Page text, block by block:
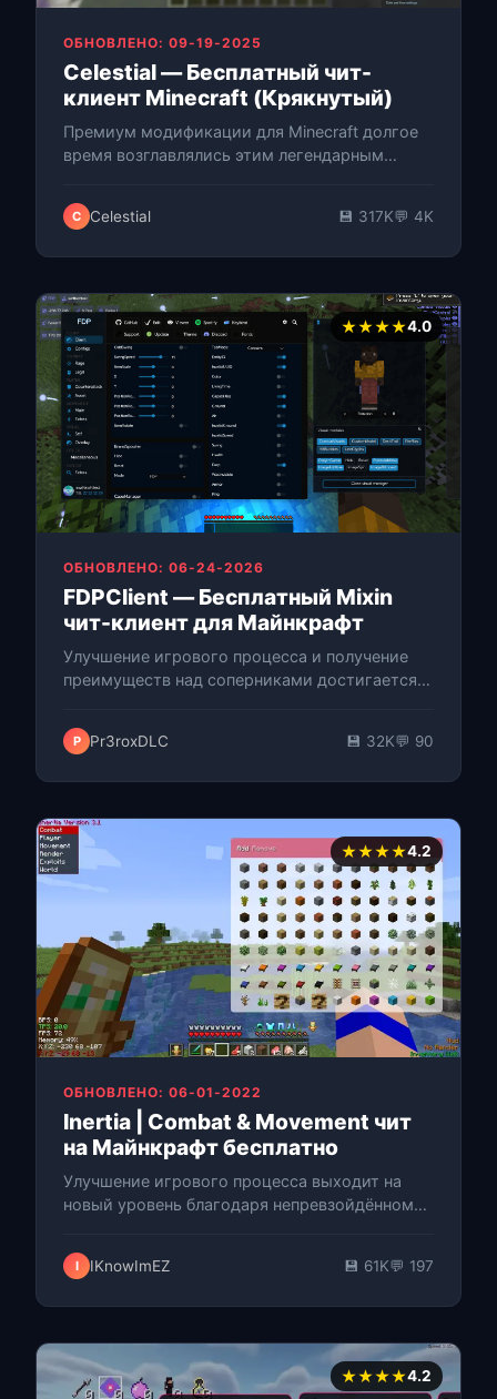
ОБНОВЛЕНО: 09-19-2025
Celestial — Бесплатный чит-
клиент Minecraft (Крякнутый)
Премиум модификации для Minecraft долгое
время возглавлялись этим легендарным
репутацию благодаря высокой
производительно…
C Celestial 💾 317K💬 4K
★★★★4.0
ОБНОВЛЕНО: 06-24-2026
FDPClient — Бесплатный Mixin
чит-клиент для Майнкрафт
Улучшение игрового процесса и получение
преимуществ над соперниками достигается с
Совместимость с Forge и открытый ис…
P Pr3roxDLC 💾 32K💬 90
★★★★4.2
ОБНОВЛЕНО: 06-01-2022
Inertia | Combat & Movement чит
на Майнкрафт бесплатно
Улучшение игрового процесса выходит на
новый уровень благодаря непревзойдённому
продвинутого утилитарного мода. Все
мыслимые фу…
I IKnowImEZ 💾 61K💬 197
★★★★4.2